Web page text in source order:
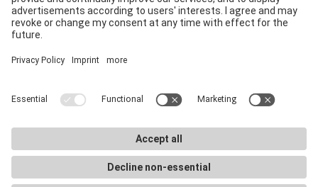
Smartfit
E-Commerce
Demo buchen
Newsletter
Support
Downloads
Marketingmaterialien
FAQ
Datenschutz
Cookie Einstellungen